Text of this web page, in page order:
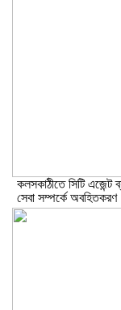
কলসকাঠীতে সিটি
সেবা সম্পর্কে অবহিতকরণ